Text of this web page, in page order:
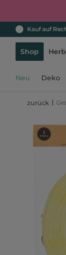
Kauf auf
Shop
Neu Deko
zurück